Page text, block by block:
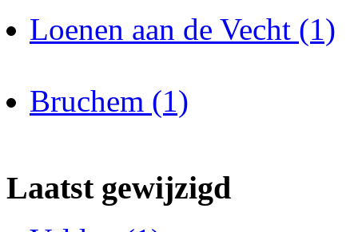
Loenen aan de Vecht (1)
Bruchem (1)
Laatst gewijzigd